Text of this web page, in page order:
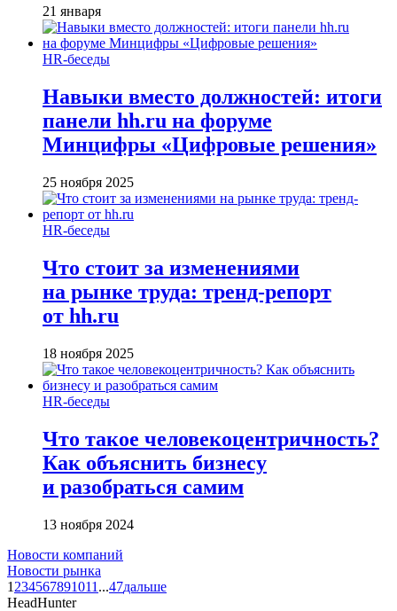
21 января
HR-беседы
Навыки вместо должностей: итоги
панели hh.ru на форуме
Минцифры «Цифровые решения»
25 ноября 2025
HR-беседы
Что стоит за изменениями
на рынке труда: тренд-репорт
от hh.ru
18 ноября 2025
HR-беседы
Что такое человеко­центричность?
Как объяснить бизнесу
и разобраться самим
13 ноября 2024
Новости компаний
Новости рынка
1 234567891011 ...47дальше
HeadHunter